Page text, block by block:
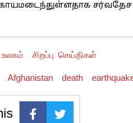
காயமடைந்துள்ளதாக
உலகம் சிறப்பு செய்திகள்
Afghanistan death